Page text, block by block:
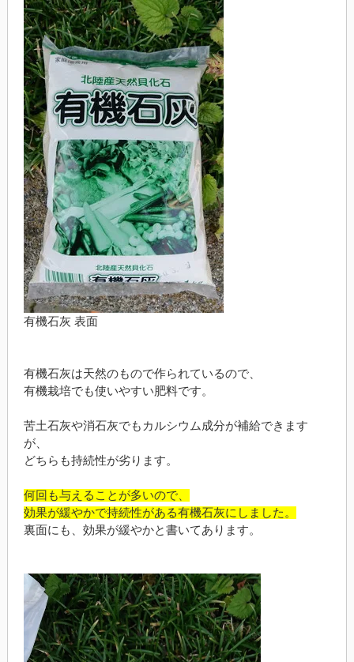
有機石灰 表面
有機石灰は天然のもので作られているので、
有機栽培でも使いやすい肥料です。
苦土石灰や消石灰でもカルシウム成分が補給できます
が、
どちらも持続性が劣ります。
何回も与えることが多いので、
効果が緩やかで持続性がある有機石灰にしました。
裏面にも、効果が緩やかと書いてあります。